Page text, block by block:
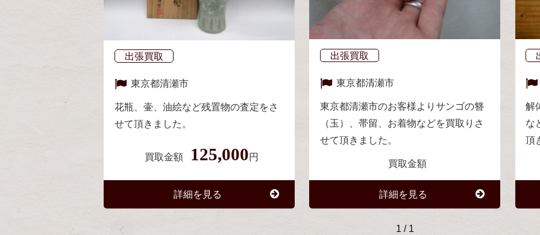
出張買取
東京都清瀬市
花瓶、壷、油絵など残置物の査定をさ
せて頂きました。
買取金額 125,000円
詳細を見る
出張買取
東京都清瀬市
東京都清瀬市のお客様よりサンゴの簪
（玉）、帯留、お着物などを買取りさ
せて頂きました。
買取金額
詳細を見る
解
な
頂
1 / 1